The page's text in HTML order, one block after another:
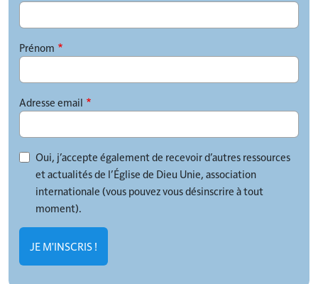
Prénom
Adresse email
Oui, j’accepte également de recevoir d’autres ressources
et actualités de l’Église de Dieu Unie, association
internationale (vous pouvez vous désinscrire à tout
moment).